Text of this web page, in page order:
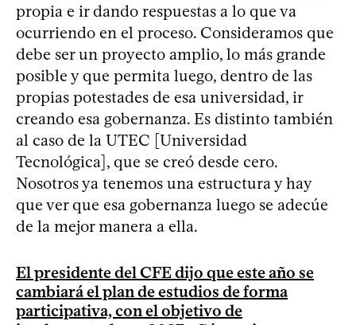
propia e ir dando respuestas a lo que va
ocurriendo en el proceso. Consideramos que
debe ser un proyecto amplio, lo más grande
posible y que permita luego, dentro de las
propias potestades de esa universidad, ir
creando esa gobernanza. Es distinto también
al caso de la UTEC [Universidad
Tecnológica], que se creó desde cero.
Nosotros ya tenemos una estructura y hay
que ver que esa gobernanza luego se adecúe
de la mejor manera a ella.
El presidente del CFE dijo que este año se
cambiará el plan de estudios de forma
participativa, con el objetivo de